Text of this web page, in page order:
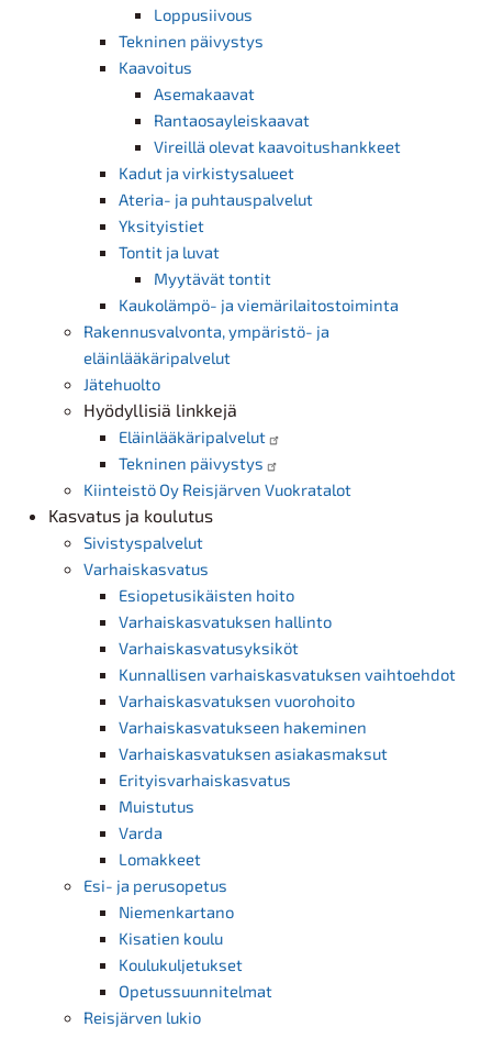
Loppusiivous
Tekninen päivystys
Kaavoitus
Asemakaavat
Rantaosayleiskaavat
Vireillä olevat kaavoitushankkeet
Kadut ja virkistysalueet
Ateria- ja puhtauspalvelut
Yksityistiet
Tontit ja luvat
Myytävät tontit
Kaukolämpö- ja viemärilaitostoiminta
Rakennusvalvonta, ympäristö- ja
eläinlääkäripalvelut
Jätehuolto
Hyödyllisiä linkkejä
Eläinlääkäripalvelut
Tekninen päivystys
Kiinteistö Oy Reisjärven Vuokratalot
Kasvatus ja koulutus
Sivistyspalvelut
Varhaiskasvatus
Esiopetusikäisten hoito
Varhaiskasvatuksen hallinto
Varhaiskasvatusyksiköt
Kunnallisen varhaiskasvatuksen vaihtoehdot
Varhaiskasvatuksen vuorohoito
Varhaiskasvatukseen hakeminen
Varhaiskasvatuksen asiakasmaksut
Erityisvarhaiskasvatus
Muistutus
Varda
Lomakkeet
Esi- ja perusopetus
Niemenkartano
Kisatien koulu
Koulukuljetukset
Opetussuunnitelmat
Reisjärven lukio